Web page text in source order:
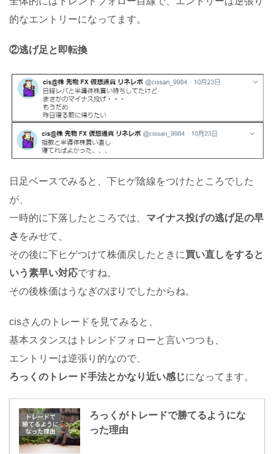
的なエントリーになってます。
②逃げ足と即転換
日足ベースでみると、下ヒゲ陰線をつけたところでした
が、
一時的に下落したところでは、 マイナス投げの逃げ足の早
さ をみせて、
その後に下ヒゲつけて株価戻したときに買い直しをすると
いう素早い対応ですね。
その後株価はうなぎのぼりでしたからね。
cisさんのトレードを見てみると、
基本スタンスはトレンドフォローと言いつつも、
エントリーは逆張り的なので、
ろっくのトレード手法とかなり近い感じになってます。
ろっくがトレードで勝てるようにな
った理由